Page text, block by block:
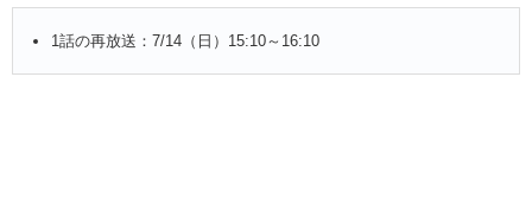
1話の再放送：7/14（日）15:10～16:10